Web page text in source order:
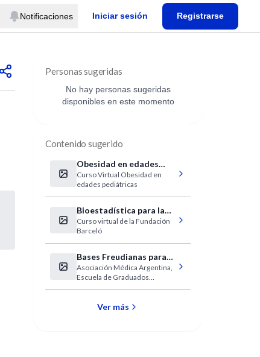
Notificaciones Iniciar sesión Registrarse
Personas sugeridas
No hay personas sugeridas
disponibles en este momento
Contenido sugerido
Obesidad en edades
pediátricas
Curso Virtual Obesidad en
edades pediátricas
Bioestadística para la
investigación básica y
clínica
Curso virtual de la Fundación
Barceló
Bases Freudianas para
entender los fenómenos
sociales
Asociación Médica Argentina,
Escuela de Graduados
Ver más